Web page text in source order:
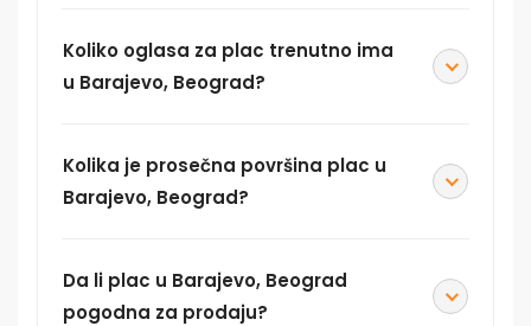
Koliko oglasa za plac trenutno ima
u Barajevo, Beograd?
Kolika je prosečna površina plac u
Barajevo, Beograd?
Da li plac u Barajevo, Beograd
pogodna za prodaju?